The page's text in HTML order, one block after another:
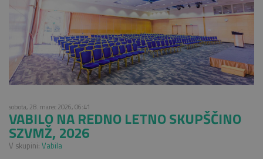
sobota, 28. marec 2026, 06:41
VABILO NA REDNO LETNO SKUPŠČINO
SZVMŽ, 2026
V skupini: Vabila